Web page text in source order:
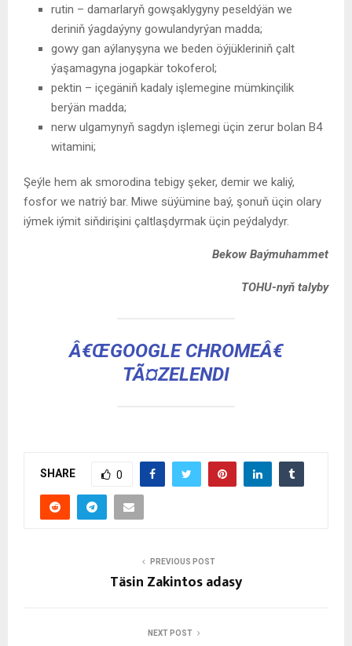
rutin – damarlaryň gowşaklygyny peseldýän we
deriniň ýagdaýyny gowulandyrýan madda;
gowy gan aýlanyşyna we beden öýjükleriniň çalt
ýaşamagyna jogapkär tokoferol;
pektin – içegäniň kadaly işlemegine mümkinçilik
berýän madda;
nerw ulgamynyň sagdyn işlemegi üçin zerur bolan B4
witamini;
Şeýle hem ak smorodina tebigy şeker, demir we kaliý,
fosfor we natriý bar. Miwe süýümine baý, şonuň üçin olary
iýmek iýmit siňdirişini çaltlaşdyrmak üçin peýdalydyr.
Bekow Baýmuhammet
TOHU-nyň talyby
Â€ŒGOOGLE CHROMEÂ€
TÃ¤ZELENDI
SHARE 0
PREVIOUS POST
Täsin Zakintos adasy
NEXT POST